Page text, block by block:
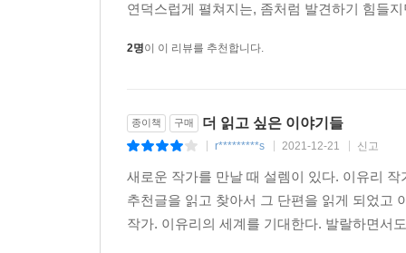
말할 수밖에 없는 사이에서도 “지독하게 외면해
실패와 상처를 체념 없이 말끔한 마음으로 받
왜가리를 부러워하면서 함께 웃을 수 있다면, 그
다정한 얼굴들”을 이끌고 ‘이유리 유니버스’를 채
작가의 말
연덕스럽게 펼쳐지는, 좀처럼 발견하기 힘들
2명이 이 리뷰를 추천합니다.
종이책 구매 더 읽고 싶은 이야기들
r*********s 2021-12-21 신고
새로운 작가를 만날 때 설렘이 있다. 이유리
추천글을 읽고 찾아서 그 단편을 읽게 되었고
작가. 이유리의 세계를 기대한다. 발랄하면서